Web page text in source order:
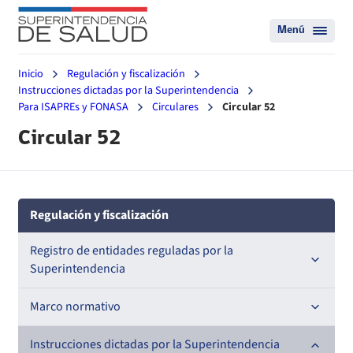
Menú
Inicio
Regulación y fiscalización
Instrucciones dictadas por la Superintendencia
Para ISAPREs y FONASA
Circulares Circular 52
Circular 52
Regulación y fiscalización
Registro de entidades reguladas por la
Superintendencia
Registro de Prestadores Acreditados
Nacional
Registro de Entidades Acreditadoras
Marco normativo
Leyes
Instrucciones dictadas por la Superintendencia